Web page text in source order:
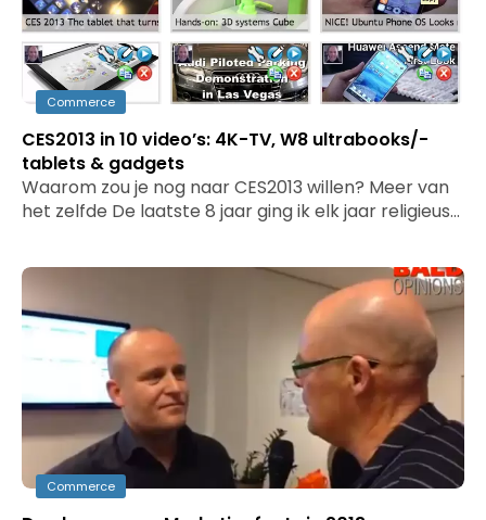
Commerce
CES2013 in 10 video’s: 4K-TV, W8 ultrabooks/-
tablets & gadgets
Waarom zou je nog naar CES2013 willen? Meer van
het zelfde De laatste 8 jaar ging ik elk jaar religieus…
Commerce